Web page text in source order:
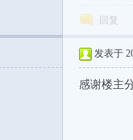
回复
发表于
感谢楼主